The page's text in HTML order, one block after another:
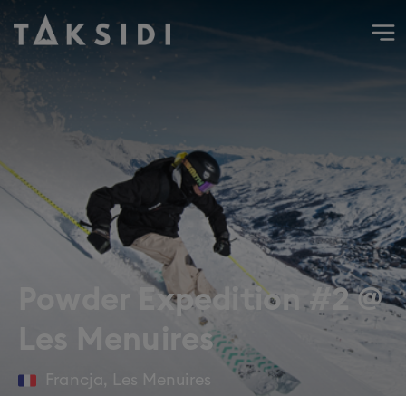
Powder Expedition #2 @
Les Menuires
Francja , Les Menuires
Wyjazd do Francji na narty i snowboard do Les Menuires,